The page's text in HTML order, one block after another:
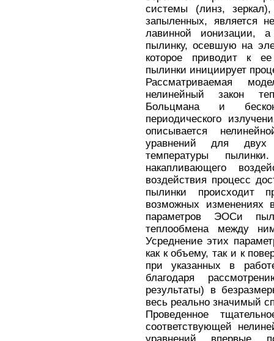
системы (линз,
запыленных, является
лавинной ионизации,
пылинку, осевшую на
которое приводит к
пылинки инициирует
Рассматриваемая
нелинейный закон
Больцмана и
периодического
описывается
уравнений для
температуры
накапливающего
воздействия процесс
пылинки происходит
возможных изменениях
параметров ЭОСи
теплообмена между
Усреднение этих
как к объему, так и к
при указанных в
благодаря
результаты) в
весь реально значимый
Проведенное
соответствующей